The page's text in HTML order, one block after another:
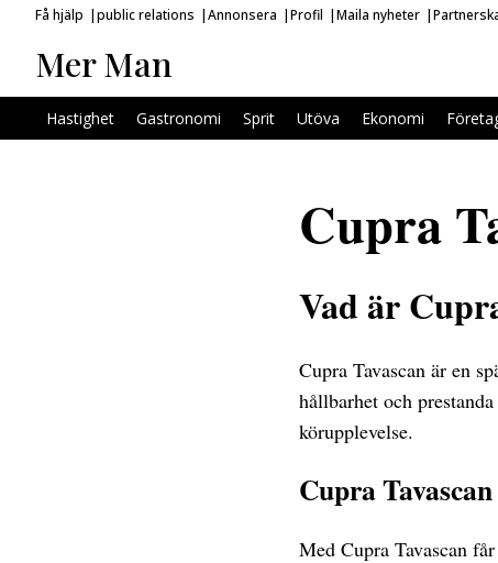
Få hjälp public relations Annonsera Profil Maila nyheter
Mer Man
Hastighet Gastronomi Sprit Utöva Ekonomi
Cupra
Vad är
Cupra Tavascan är en
hållbarhet och
körupplevelse.
Cupra
Med Cupra Tavascan